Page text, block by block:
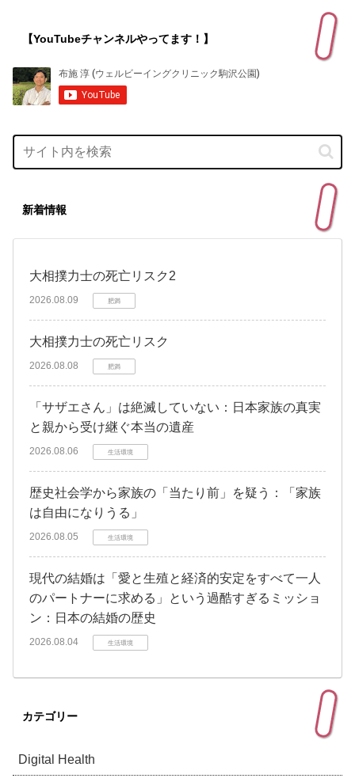
【YouTubeチャンネルやってます！】
新着情報
大相撲力士の死亡リスク2
2026.08.09 肥満
大相撲力士の死亡リスク
2026.08.08 肥満
「サザエさん」は絶滅していない：日本家族の真実
と親から受け継ぐ本当の遺産
2026.08.06 生活環境
歴史社会学から家族の「当たり前」を疑う：「家族
は自由になりうる」
2026.08.05 生活環境
現代の結婚は「愛と生殖と経済的安定をすべて一人
のパートナーに求める」という過酷すぎるミッショ
ン：日本の結婚の歴史
2026.08.04 生活環境
カテゴリー
Digital Health